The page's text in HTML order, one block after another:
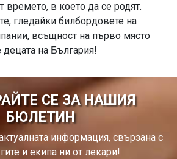
времето, в което да се родят.
гледайки билбордовете на
всъщност на първо място
на България!
СЕ ЗА НАШИЯ
БЮЛЕТИН
информация, свързана с
и екипа ни от лекари!